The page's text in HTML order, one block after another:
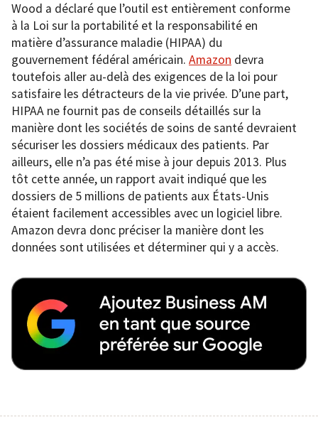
Wood a déclaré que l’outil est entièrement conforme
à la Loi sur la portabilité et la responsabilité en
matière d’assurance maladie (HIPAA) du
gouvernement fédéral américain. Amazon devra
toutefois aller au-delà des exigences de la loi pour
satisfaire les détracteurs de la vie privée. D’une part,
HIPAA ne fournit pas de conseils détaillés sur la
manière dont les sociétés de soins de santé devraient
sécuriser les dossiers médicaux des patients. Par
ailleurs, elle n’a pas été mise à jour depuis 2013. Plus
tôt cette année, un rapport avait indiqué que les
dossiers de 5 millions de patients aux États-Unis
étaient facilement accessibles avec un logiciel libre.
Amazon devra donc préciser la manière dont les
données sont utilisées et déterminer qui y a accès.